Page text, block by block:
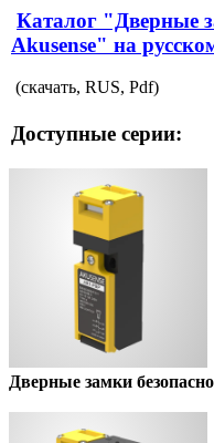
Каталог "Дверные
Akusense" на
(скачать, RUS, Pdf)
Доступные серии:
Дверные замки